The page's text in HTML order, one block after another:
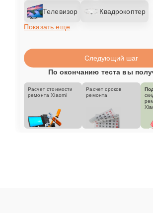
Телевизор
Квадрокоптер
Показать еще
Следующий шаг
По окончанию теста вы
Расчет стоимости
ремонта Xiaomi
Расчет сроков
ремонта